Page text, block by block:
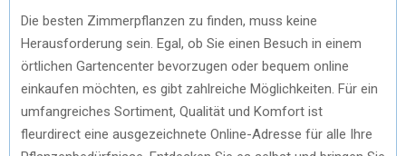
Die besten Zimmerpflanzen zu finden, muss keine
Herausforderung sein. Egal, ob Sie einen Besuch in einem
örtlichen Gartencenter bevorzugen oder bequem online
einkaufen möchten, es gibt zahlreiche Möglichkeiten. Für ein
umfangreiches Sortiment, Qualität und Komfort ist
fleurdirect eine ausgezeichnete Online-Adresse für alle Ihre